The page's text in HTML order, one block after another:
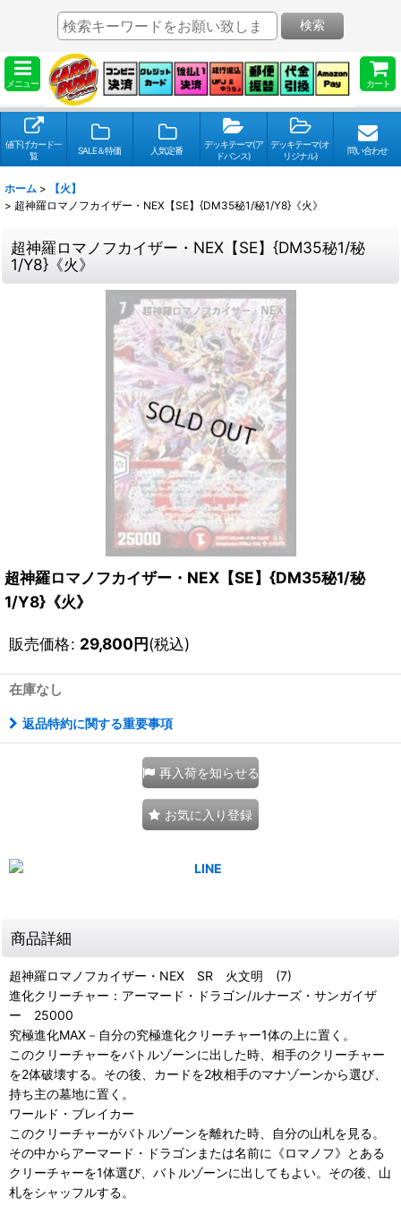
メニュー カート
検索
値下げカード一
覧
SALE＆特価 人気定番
デッキテーマ(ア
ドバンス)
デッキテーマ(オ
リジナル)
問い合わせ
ホーム >
【火】
> 超神羅ロマノフカイザー・NEX【SE】{DM35秘1/秘1/Y8}《火》
超神羅ロマノフカイザー・NEX【SE】{DM35秘1/秘
1/Y8}《火》
超神羅ロマノフカイザー・NEX【SE】{DM35秘1/秘
1/Y8}《火》
販売価格: 29,800円(税込)
在庫なし
返品特約に関する重要事項
再入荷を知らせる
お気に入り登録
商品詳細
超神羅ロマノフカイザー・NEX SR 火文明 (7)
進化クリーチャー：アーマード・ドラゴン/ルナーズ・サンガイザ
ー 25000
究極進化MAX－自分の究極進化クリーチャー1体の上に置く。
このクリーチャーをバトルゾーンに出した時、相手のクリーチャー
を2体破壊する。その後、カードを2枚相手のマナゾーンから選び、
持ち主の墓地に置く。
ワールド・ブレイカー
このクリーチャーがバトルゾーンを離れた時、自分の山札を見る。
その中からアーマード・ドラゴンまたは名前に《ロマノフ》とある
クリーチャーを1体選び、バトルゾーンに出してもよい。その後、山
札をシャッフルする。